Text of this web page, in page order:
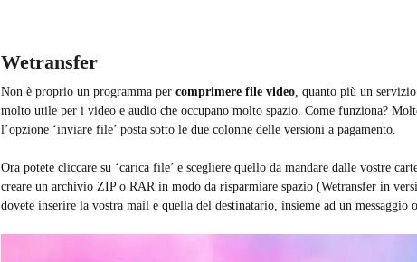
Wetransfer
Non è proprio un programma percomprimere file video , quanto più un
molto utile per i video e audio che occupano molto spazio. Come funziona?
l’opzione ‘inviare file’ posta sotto le due colonne delle versioni a pagamento.
Ora potete cliccare su ‘carica file’ e scegliere quello da mandare dalle vostre
creare un archivio ZIP o RAR in modo da risparmiare spazio (Wetransfer in
dovete inserire la vostra mail e quella del destinatario, insieme ad un messaggio